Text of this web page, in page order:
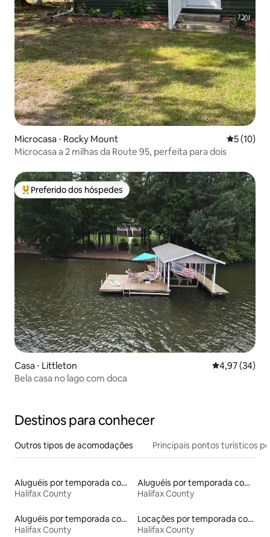
Microcasa ⋅ Rocky Mount 5 de uma
5 (10)
Microcasa a 2 milhas da Route 95, perfeita para dois
Entre os melhores preferidos dos hóspedes
Preferido dos hóspedes
Casa ⋅ Littleton 4,97 de uma
4,97 (34)
Bela casa no lago com doca
Destinos para conhecer
Outros tipos de acomodações Principais pontos turísticos
Aluguéis por temporada com acesso ao lago
Halifax County
Aluguéis por temporada com caiaque
Halifax County
Aluguéis por temporada com banheira de hidromassagem
Halifax County
Locações por temporada com piscina
Halifax County